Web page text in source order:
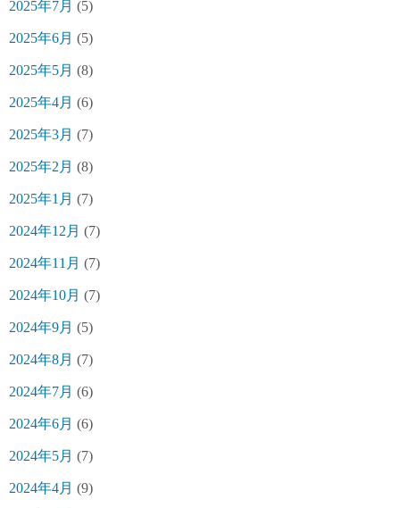
2025年7月 (5)
2025年6月 (5)
2025年5月 (8)
2025年4月 (6)
2025年3月 (7)
2025年2月 (8)
2025年1月 (7)
2024年12月 (7)
2024年11月 (7)
2024年10月 (7)
2024年9月 (5)
2024年8月 (7)
2024年7月 (6)
2024年6月 (6)
2024年5月 (7)
2024年4月 (9)